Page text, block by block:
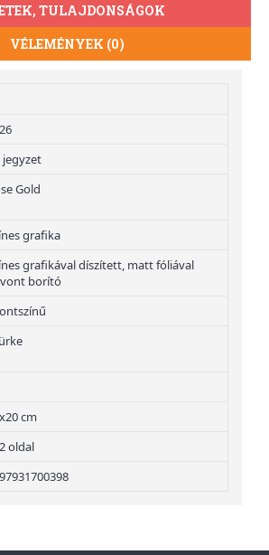
TULAJDONSÁGOK
VÉLEMÉNYEK (0)
jegyzet
Gold
grafika
grafikával díszített, matt fóliával
borító
cm
oldal